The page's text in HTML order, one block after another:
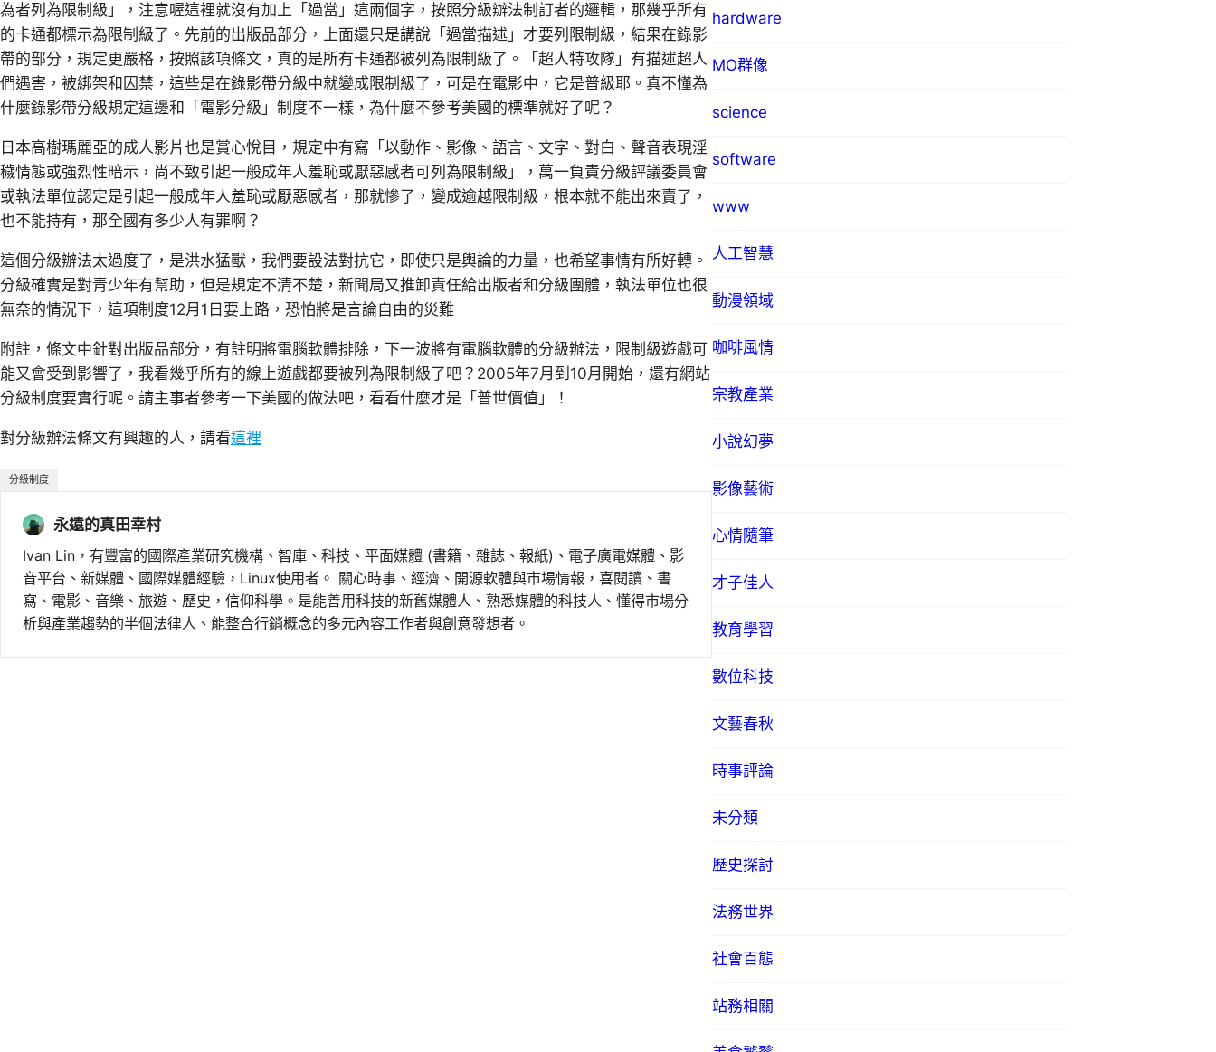
為者列為限制級」，注意喔這裡就沒有加上「過當」這兩個字，按照分級辦法制訂者的邏輯，那幾乎所有
的卡通都標示為限制級了。先前的出版品部分，上面還只是講說「過當描述」才要列限制級，結果在錄影
帶的部分，規定更嚴格，按照該項條文，真的是所有卡通都被列為限制級了。「超人特攻隊」有描述超人
們遇害，被綁架和囚禁，這些是在錄影帶分級中就變成限制級了，可是在電影中，它是普級耶。真不懂為
什麼錄影帶分級規定這邊和「電影分級」制度不一樣，為什麼不參考美國的標準就好了呢？
日本高樹瑪麗亞的成人影片也是賞心悅目，規定中有寫「以動作、影像、語言、文字、對白、聲音表現淫
穢情態或強烈性暗示，尚不致引起一般成年人羞恥或厭惡感者可列為限制級」，萬一負責分級評議委員會
或執法單位認定是引起一般成年人羞恥或厭惡感者，那就慘了，變成逾越限制級，根本就不能出來賣了，
也不能持有，那全國有多少人有罪啊？
這個分級辦法太過度了，是洪水猛獸，我們要設法對抗它，即使只是輿論的力量，也希望事情有所好轉。
分級確實是對青少年有幫助，但是規定不清不楚，新聞局又推卸責任給出版者和分級團體，執法單位也很
無奈的情況下，這項制度12月1日要上路，恐怕將是言論自由的災難
附註，條文中針對出版品部分，有註明將電腦軟體排除，下一波將有電腦軟體的分級辦法，限制級遊戲可
能又會受到影響了，我看幾乎所有的線上遊戲都要被列為限制級了吧？2005年7月到10月開始，還有網站
分級制度要實行呢。請主事者參考一下美國的做法吧，看看什麼才是「普世價值」！
對分級辦法條文有興趣的人，請看這裡
分級制度
永遠的真田幸村
Ivan Lin，有豐富的國際產業研究機構、智庫、科技、平面媒體 (書籍、雜誌、報紙)、電子廣電媒體、影
音平台、新媒體、國際媒體經驗，Linux使用者。 關心時事、經濟、開源軟體與市場情報，喜閱讀、書
寫、電影、音樂、旅遊、歷史，信仰科學。是能善用科技的新舊媒體人、熟悉媒體的科技人、懂得市場分
析與產業趨勢的半個法律人、能整合行銷概念的多元內容工作者與創意發想者。
hardware
MO群像
science
software
www
人工智慧
動漫領域
咖啡風情
宗教產業
小說幻夢
影像藝術
心情隨筆
才子佳人
教育學習
數位科技
文藝春秋
時事評論
未分類
歷史探討
法務世界
社會百態
站務相關